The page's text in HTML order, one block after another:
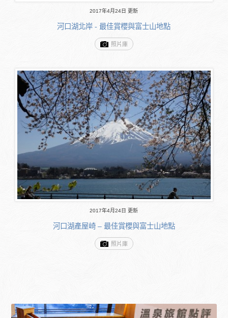
2017年4月24日 更新
河口湖北岸 - 最佳賞櫻與富士山地點
照片庫
2017年4月24日 更新
河口湖產屋崎 – 最佳賞櫻與富士山地點
照片庫